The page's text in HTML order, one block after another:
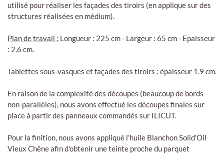
utilisé pour réaliser les façades des tiroirs (en applique sur des
structures réalisées en médium).
Plan de travail : Longueur : 225 cm - Largeur : 65 cm - Epaisseur
: 2.6 cm.
Tablettes sous-vasques et façades des tiroirs : épaisseur 1.9 cm.
En raison de la complexité des découpes (beaucoup de bords
non-parallèles), nous avons effectué les découpes finales sur
place à partir des panneaux commandés sur ILICUT.
Pour la finition, nous avons appliqué l'huile Blanchon Solid'Oil
Vieux Chêne afin d'obtenir une teinte proche du parquet